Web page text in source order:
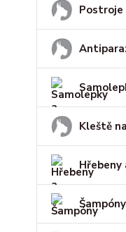
Postroje
Kleště
Hřebeny
Šampóny